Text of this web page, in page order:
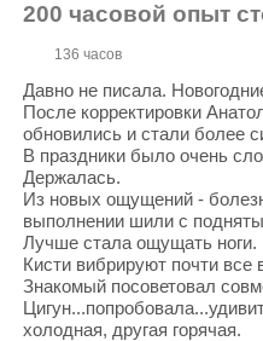
200 часовой опыт
136 часов
Давно не писала.
После корректировки
обновились и стали более
В праздники было очень
Держалась.
Из новых ощущений -
выполнении шили с
Лучше стала ощущать ноги.
Кисти вибрируют почти все
Знакомый посоветовал
холодная, другая горячая.